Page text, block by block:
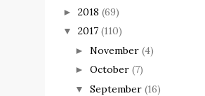
► 2018 (69)
▼ 2017 (110)
► November (4)
► October (7)
▼ September (16)